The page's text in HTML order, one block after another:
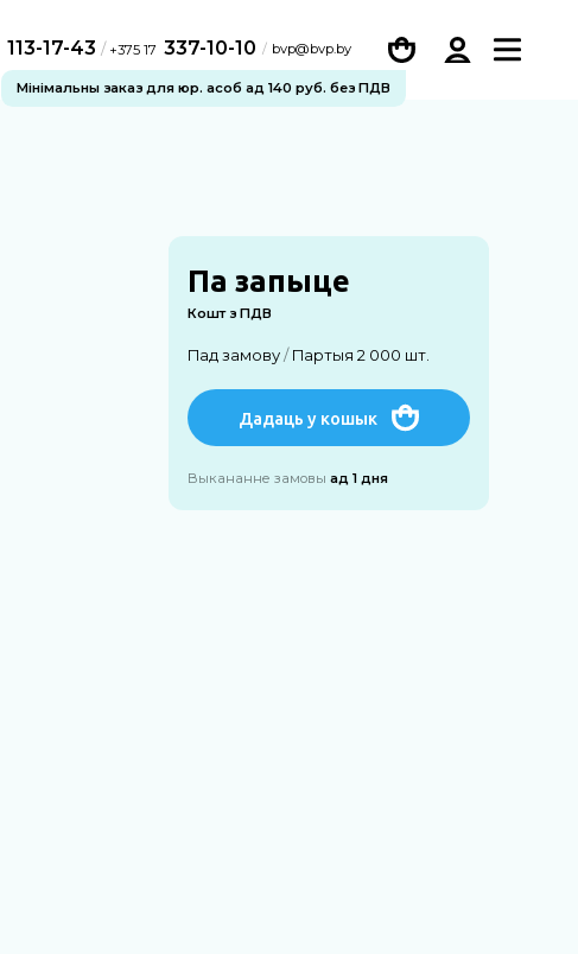
113-17-43 / +375 17 337-10-10 bvp@bvp.by
Мінімальны заказ для юр. асоб ад 140 руб. без ПДВ
Па запыце
Кошт з ПДВ
Пад замову/ Партыя 2 000 шт.
Дадаць у кошык
Выкананне замовыад 1 дня